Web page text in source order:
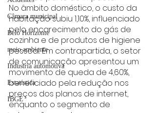
Câmara municipal
Belo Horizonte
meio ambiente
Industria automotiva
Estatística
IBGE
No âmbito doméstico, o custo da
habitação subiu 1,10%, influenciado
pelo encarecimento do gás de
cozinha e de produtos de higiene
pessoal. Em contrapartida, o setor
de comunicação apresentou um
movimento de queda de 4,60%,
beneficiado pela redução nos
preços dos planos de internet,
enquanto o segmento de